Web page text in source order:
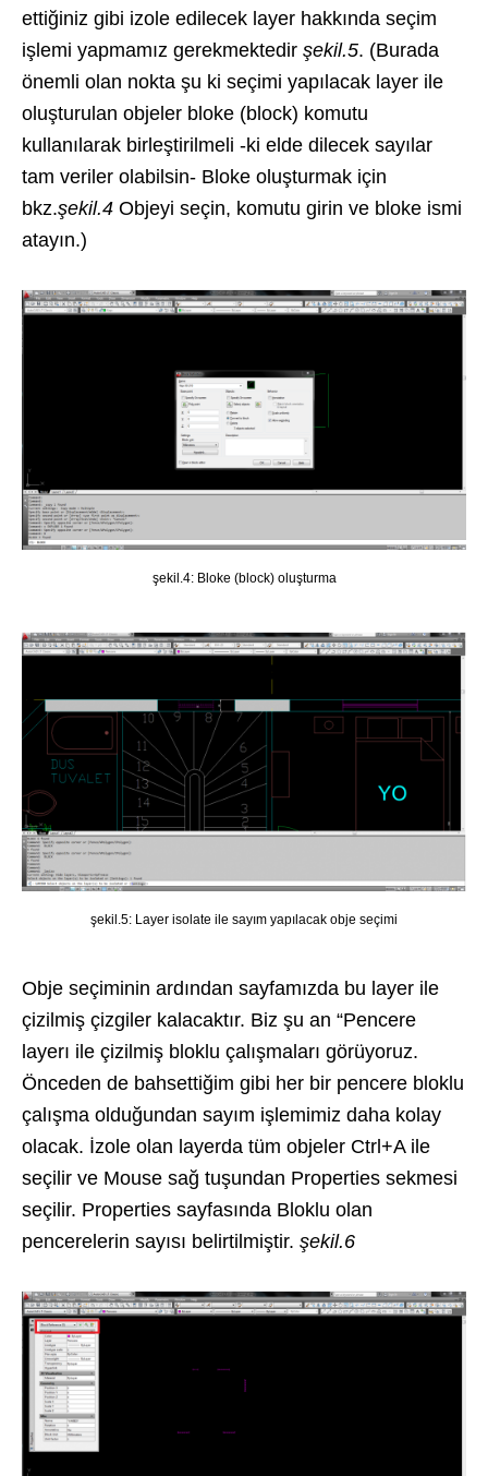
ettiğiniz gibi izole edilecek layer hakkında seçim
işlemi yapmamız gerekmektedir şekil.5. (Burada
önemli olan nokta şu ki seçimi yapılacak layer ile
oluşturulan objeler bloke (block) komutu
kullanılarak birleştirilmeli -ki elde dilecek sayılar
tam veriler olabilsin- Bloke oluşturmak için
bkz.şekil.4 Objeyi seçin, komutu girin ve bloke ismi
atayın.)
şekil.4: Bloke (block) oluşturma
şekil.5: Layer isolate ile sayım yapılacak obje seçimi
Obje seçiminin ardından sayfamızda bu layer ile
çizilmiş çizgiler kalacaktır. Biz şu an “Pencere
layerı ile çizilmiş bloklu çalışmaları görüyoruz.
Önceden de bahsettiğim gibi her bir pencere bloklu
çalışma olduğundan sayım işlemimiz daha kolay
olacak. İzole olan layerda tüm objeler Ctrl+A ile
seçilir ve Mouse sağ tuşundan Properties sekmesi
seçilir. Properties sayfasında Bloklu olan
pencerelerin sayısı belirtilmiştir. şekil.6